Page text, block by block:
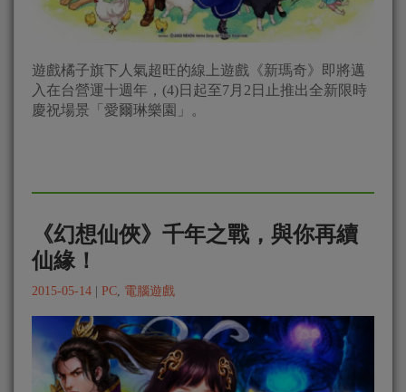
遊戲橘子旗下人氣超旺的線上遊戲《新瑪奇》即將邁
入在台營運十週年，(4)日起至7月2日止推出全新限時
慶祝場景「愛爾琳樂園」。
《幻想仙俠》千年之戰，與你再續
仙緣！
2015-05-14 PC, 電腦遊戲